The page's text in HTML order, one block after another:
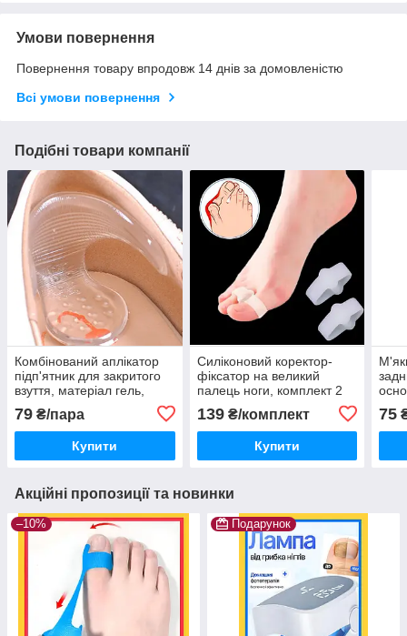
Умови повернення
Повернення товару впродовж 14 днів за домовленістю
Всі умови повернення
Подібні товари компанії
Комбінований аплікатор
підп'ятник для закритого
взуття, матеріал гель,
універсальний розмір, 2
шт.
79 ₴/пара
Купити
Силіконовий коректор-
фіксатор на великий
палець ноги, комплект 2
139₴/комплект
Купити
75
Акційні пропозиції та новинки
–10% Подарунок